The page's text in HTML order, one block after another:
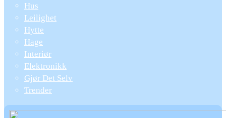
Hus
Leilighet
Hytte
Hage
Interiør
Elektronikk
Gjør Det Selv
Trender